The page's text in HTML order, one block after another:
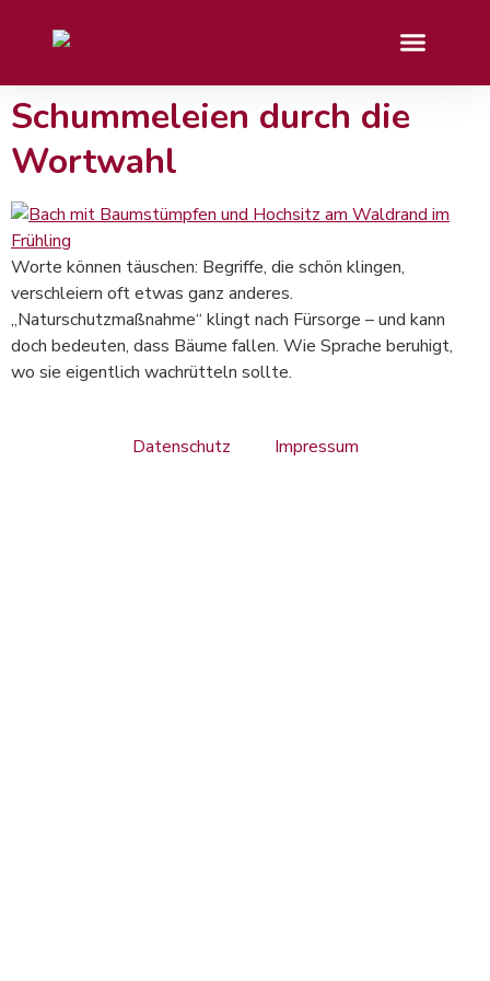
Schummeleien durch die
Wortwahl
Worte können täuschen: Begriffe, die schön klingen,
verschleiern oft etwas ganz anderes.
„Naturschutzmaßnahme“ klingt nach Fürsorge – und kann
doch bedeuten, dass Bäume fallen. Wie Sprache beruhigt,
wo sie eigentlich wachrütteln sollte.
Datenschutz Impressum